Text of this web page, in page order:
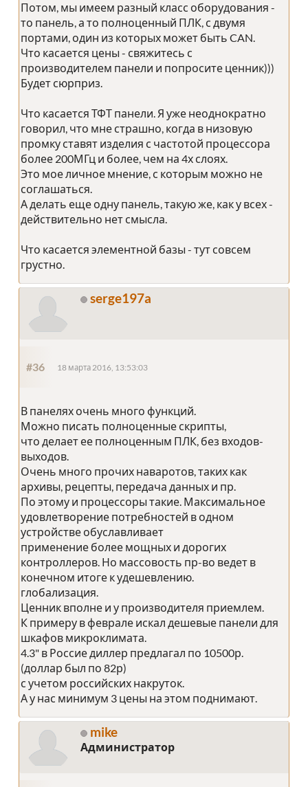
Потом, мы имеем разный класс оборудования -
то панель, а то полноценный ПЛК, с двумя
портами, один из которых может быть CAN.
Что касается цены - свяжитесь с
производителем панели и попросите ценник)))
Будет сюрприз.
Что касается ТФТ панели. Я уже неоднократно
говорил, что мне страшно, когда в низовую
промку ставят изделия с частотой процессора
более 200МГц и более, чем на 4х слоях.
Это мое личное мнение, с которым можно не
соглашаться.
А делать еще одну панель, такую же, как у всех -
действительно нет смысла.
Что касается элементной базы - тут совсем
грустно.
serge197a
#36 18 марта 2016, 13:53:03
В панелях очень много функций.
Можно писать полноценные скрипты,
что делает ее полноценным ПЛК, без входов-
выходов.
Очень много прочих наваротов, таких как
архивы, рецепты, передача данных и пр.
По этому и процессоры такие. Максимальное
удовлетворение потребностей в одном
устройстве обуславливает
применение более мощных и дорогих
контроллеров. Но массовость пр-во ведет в
конечном итоге к удешевлению.
глобализация.
Ценник вполне и у производителя приемлем.
К примеру в феврале искал дешевые панели для
шкафов микроклимата.
4.3" в Россие диллер предлагал по 10500р.
(доллар был по 82р)
с учетом российских накруток.
А у нас минимум 3 цены на этом поднимают.
mike
Администратор